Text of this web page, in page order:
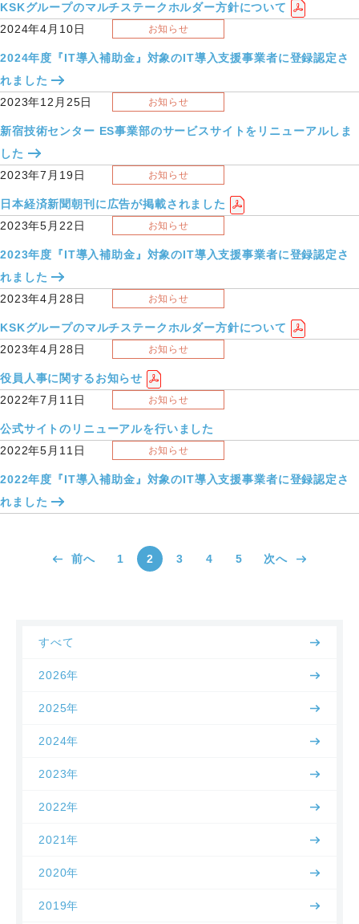
KSKグループのマルチステークホルダー方針について
2024年4月10日
お知らせ
2024年度『IT導入補助金』対象のIT導入支援事業者に登録認定さ
れました
2023年12月25日
お知らせ
新宿技術センター ES事業部のサービスサイトをリニューアルしま
した
2023年7月19日
お知らせ
日本経済新聞朝刊に広告が掲載されました
2023年5月22日
お知らせ
2023年度『IT導入補助金』対象のIT導入支援事業者に登録認定さ
れました
2023年4月28日
お知らせ
KSKグループのマルチステークホルダー方針について
2023年4月28日
お知らせ
役員人事に関するお知らせ
2022年7月11日
お知らせ
公式サイトのリニューアルを行いました
2022年5月11日
お知らせ
2022年度『IT導入補助金』対象のIT導入支援事業者に登録認定さ
れました
前へ 1 2 3 4 5 次へ
すべて
2026年
2025年
2024年
2023年
2022年
2021年
2020年
2019年